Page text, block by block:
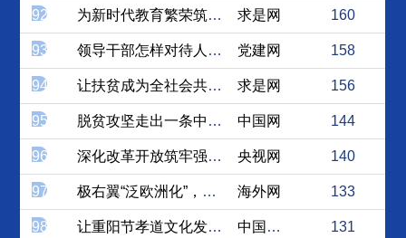
92 为新时代教育繁荣筑牢青年发... 求是网 160
93 领导干部怎样对待人民群众的... 党建网 158
94 让扶贫成为全社会共同的事业 求是网 156
95 脱贫攻坚走出一条中国式高质... 中国网 144
96 深化改革开放筑牢强国之基 央视网 140
97 极右翼“泛欧洲化”，难民问... 海外网 133
98 让重阳节孝道文化发扬光大 中国江西网 131